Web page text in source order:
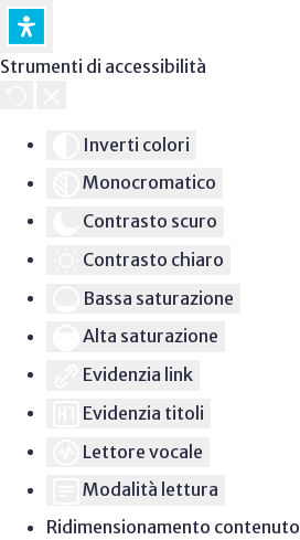
Strumenti di accessibilità
Inverti colori
Monocromatico
Contrasto scuro
Contrasto chiaro
Bassa saturazione
Alta saturazione
Evidenzia link
Evidenzia titoli
Lettore vocale
Modalità lettura
Ridimensionamento contenuto